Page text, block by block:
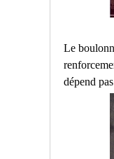
Le
dépend